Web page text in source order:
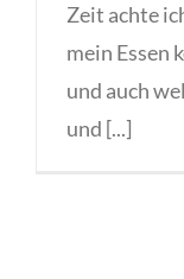
Zeit achte
mein Essen
und auch
und [...]